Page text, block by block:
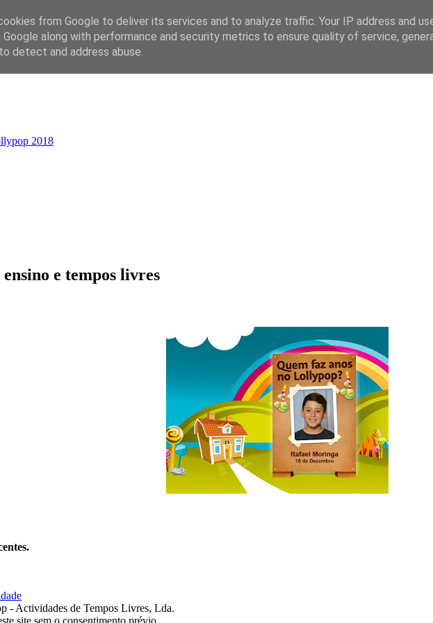
2018
e tempos livres
- Actividades de Tempos Livres, Lda.
site sem o consentimento prévio.
from Google to deliver its services and to analyze traffic. Your IP address and
Google along with performance and security metrics to ensure quality of service,
detect and address abuse.